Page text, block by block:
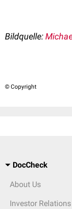
Bildquelle:
© Copyright
DocCheck
About Us
Investor Relations